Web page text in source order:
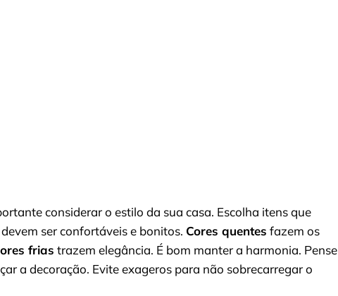
considerar o estilo da sua casa. Escolha itens que
ser confortáveis e bonitos. Cores quentes fazem os
frias trazem elegância. É bom manter a harmonia. Pense
a decoração. Evite exageros para não sobrecarregar o